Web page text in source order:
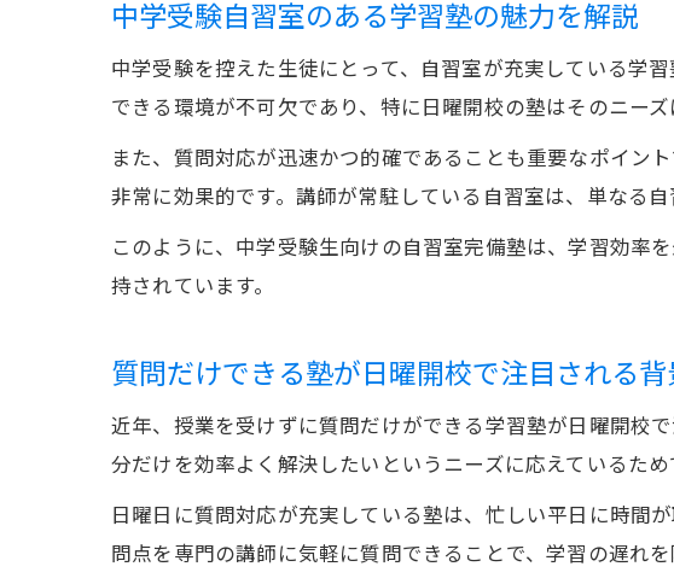
中学受験自習室のある学習塾の魅力を解説
中学受験を控えた生徒にとって、自習室が充実している学
できる環境が不可欠であり、特に日曜開校の塾はそのニーズ
また、質問対応が迅速かつ的確であることも重要なポイン
非常に効果的です。講師が常駐している自習室は、単なる自
このように、中学受験生向けの自習室完備塾は、学習効率
持されています。
質問だけできる塾が日曜開校で注目される背
近年、授業を受けずに質問だけができる学習塾が日曜開校
分だけを効率よく解決したいというニーズに応えているため
日曜日に質問対応が充実している塾は、忙しい平日に時間
問点を専門の講師に気軽に質問できることで、学習の遅れ